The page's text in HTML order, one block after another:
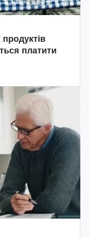
продуктів
платити